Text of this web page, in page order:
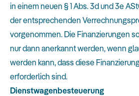
in einem neuen § 1 Abs. 3d und 3e
der entsprechenden
vorgenommen. Die Finanzierungen
nur dann anerkannt werden, wenn
werden kann, dass diese
erforderlich sind.
Dienstwagenbesteuerung